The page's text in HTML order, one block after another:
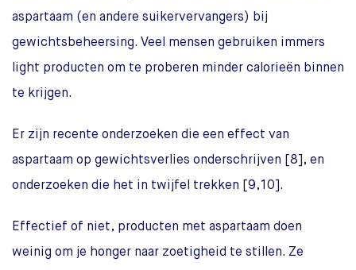
aspartaam (en andere suikervervangers) bij
gewichtsbeheersing. Veel mensen gebruiken immers
light producten om te proberen minder calorieën binnen
te krijgen.
Er zijn recente onderzoeken die een effect van
aspartaam op gewichtsverlies onderschrijven [8], en
onderzoeken die het in twijfel trekken [9,10].
Effectief of niet, producten met aspartaam doen
weinig om je honger naar zoetigheid te stillen. Ze